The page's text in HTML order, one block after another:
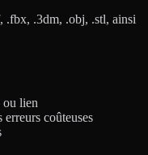
.fbx, .3dm, .obj, .stl, ainsi
ou lien
coûteuses